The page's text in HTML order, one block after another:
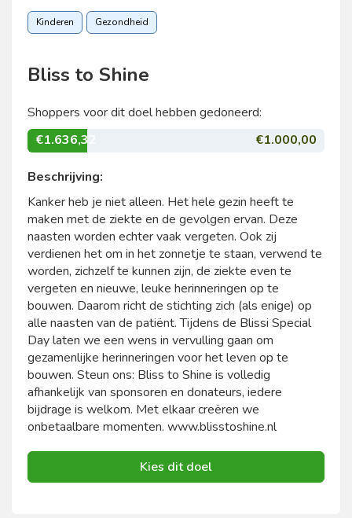
Kinderen Gezondheid
Bliss to Shine
Shoppers voor dit doel hebben gedoneerd:
€1.636,32
€1.000,00
Beschrijving:
Kanker heb je niet alleen. Het hele gezin heeft te
maken met de ziekte en de gevolgen ervan. Deze
naasten worden echter vaak vergeten. Ook zij
verdienen het om in het zonnetje te staan, verwend te
worden, zichzelf te kunnen zijn, de ziekte even te
vergeten en nieuwe, leuke herinneringen op te
bouwen. Daarom richt de stichting zich (als enige) op
alle naasten van de patiënt. Tijdens de Blissi Special
Day laten we een wens in vervulling gaan om
gezamenlijke herinneringen voor het leven op te
bouwen. Steun ons: Bliss to Shine is volledig
afhankelijk van sponsoren en donateurs, iedere
bijdrage is welkom. Met elkaar creëren we
onbetaalbare momenten. www.blisstoshine.nl
Kies dit doel